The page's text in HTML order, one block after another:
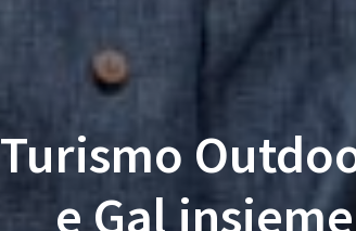
Turismo
e Gal